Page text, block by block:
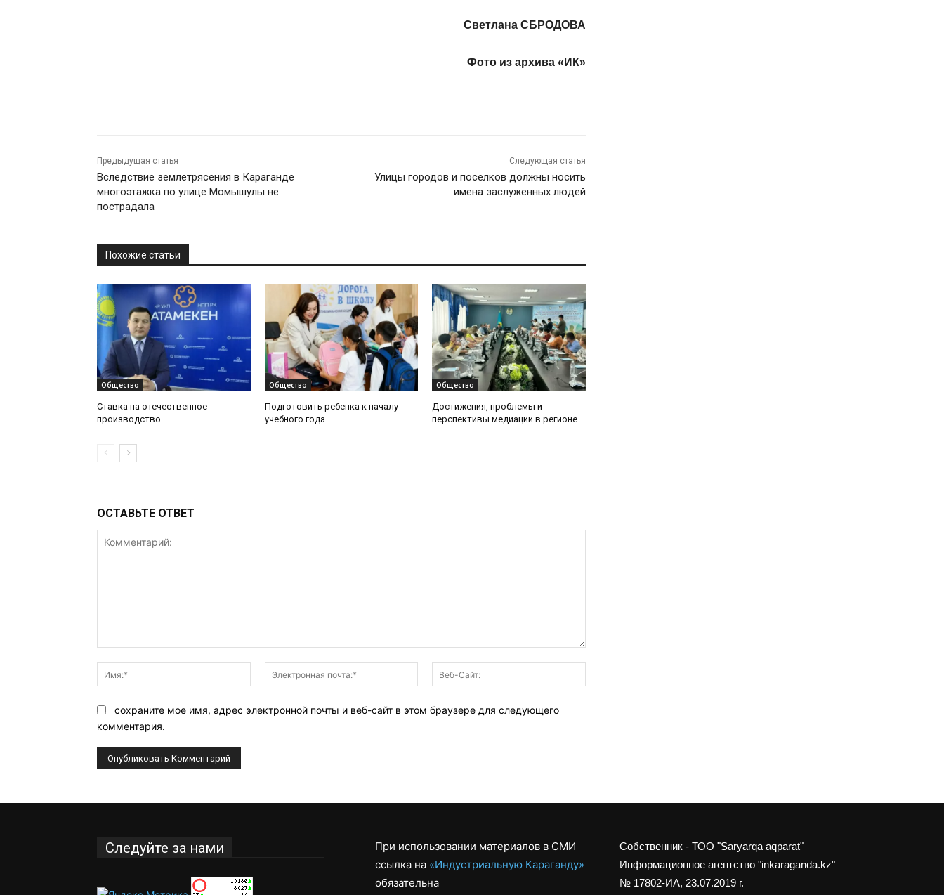
Светлана СБРОДОВА
Фото из архива «ИК»
Предыдущая статья
Вследствие землетрясения в Караганде
многоэтажка по улице Момышулы не
пострадала
Следующая статья
Улицы городов и поселков должны носить
имена заслуженных людей
Похожие статьи
Общество
Ставка на отечественное
производство
Общество
Подготовить ребенка к началу
учебного года
Общество
Достижения, проблемы и
перспективы медиации в регионе
ОСТАВЬТЕ ОТВЕТ
Имя:*
Электронная
почта:*
Сайт:
сохраните мое имя, адрес электронной почты и веб-сайт в этом браузере для следующего
комментария.
Следуйте за нами
При использовании материалов в СМИ
ссылка на «Индустриальную Караганду»
обязательна
Собственник - ТОО "Saryarqa aqparat"
Информационное агентство "inkaraganda.kz"
№ 17802-ИА, 23.07.2019 г.